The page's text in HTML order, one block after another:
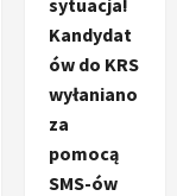
sytuacja!
Kandydat
ów do KRS
wyłaniano
za
pomocą
SMS-ów